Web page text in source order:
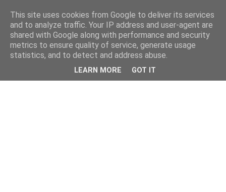
This site uses cookies from Google to deliver its services
and to analyze traffic. Your IP address and user-agent are
shared with Google along with performance and security
metrics to ensure quality of service, generate usage
statistics, and to detect and address abuse.
LEARN MORE GOT IT